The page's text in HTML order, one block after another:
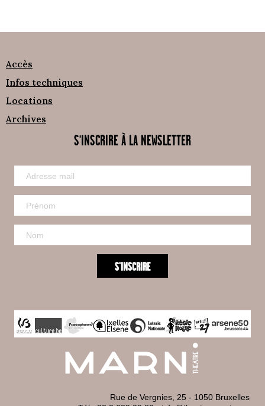
Accès
Infos techniques
Locations
Archives
S'INSCRIRE À LA NEWSLETTER
Rue de Vergnies, 25 - 1050 Bruxelles